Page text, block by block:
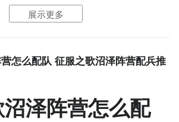
这样，两队满编智者作为主力输出
)，龙人是高端输出伤害伤害高防御
技能可以防守反击，骑兵拿来冲对面
的远程单位。
展示更多
怎么配队 征服之歌沼泽阵营配兵推
泽阵营怎么配